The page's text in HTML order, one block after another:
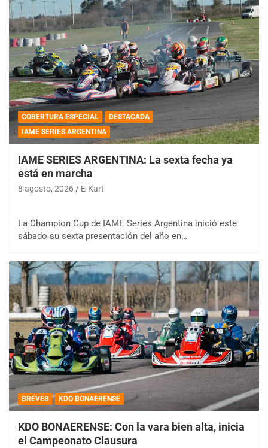
COBERTURA ESPECIAL
DESTACADA
IAME SERIES ARGENTINA
IAME SERIES ARGENTINA: La sexta fecha ya
está en marcha
8 agosto, 2026 E-Kart
La Champion Cup de IAME Series Argentina inició este
sábado su sexta presentación del año en…
BREVES KDO BONAERENSE
KDO BONAERENSE: Con la vara bien alta, inicia
el Campeonato Clausura